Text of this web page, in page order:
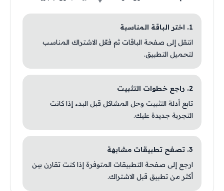
1. اختر الباقة المناسبة
انتقل إلى صفحة الباقات ثم فعّل الاشتراك المناسب
لتحميل التطبيق.
2. راجع خطوات التثبيت
تابع أدلة التثبيت وحل المشاكل قبل البدء إذا كانت
التجربة جديدة عليك.
3. تصفح تطبيقات مشابهة
ارجع إلى صفحة التطبيقات المتوفرة إذا كنت تقارن بين
أكثر من تطبيق قبل الاشتراك.